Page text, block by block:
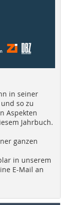
in seiner
so zu
Aspekten
Jahrbuch.
ganzen
in unserem
E-Mail an